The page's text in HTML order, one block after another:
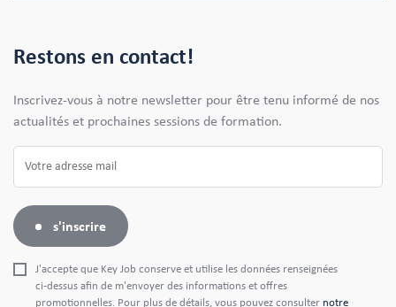
Restons en contact!
Inscrivez-vous à notre newsletter pour être tenu informé de nos
actualités et prochaines sessions de formation.
s'inscrire
J'accepte que Key Job conserve et utilise les données renseignées
ci-dessus afin de m'envoyer des informations et offres
promotionnelles. Pour plus de détails, vous pouvez consulter notre